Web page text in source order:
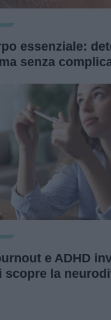
essenziale:
senza
e ADHD
scopre la